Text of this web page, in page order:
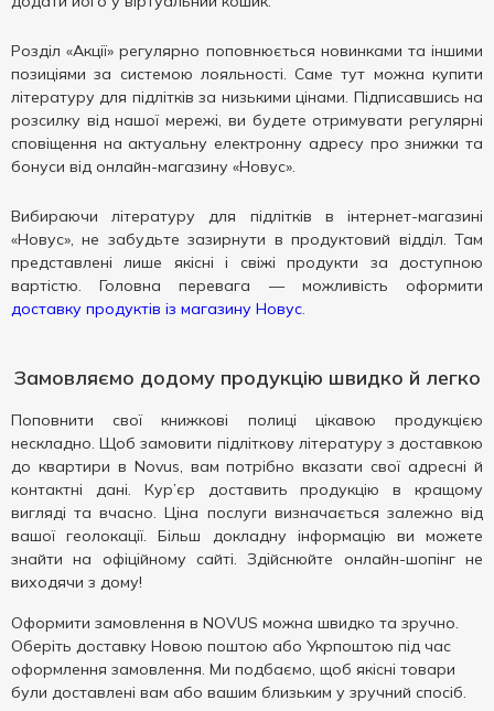
Розділ «Акції» регулярно поповнюється новинками та іншими
позиціями за системою лояльності. Саме тут можна купити
літературу для підлітків за низькими цінами. Підписавшись на
розсилку від нашої мережі, ви будете отримувати регулярні
сповіщення на актуальну електронну адресу про знижки та
бонуси від онлайн-магазину «Новус».
Вибираючи літературу для підлітків в інтернет-магазині
«Новус», не забудьте зазирнути в продуктовий відділ. Там
представлені лише якісні і свіжі продукти за доступною
вартістю. Головна перевага — можливість оформити
доставку продуктів із магазину Новус.
Замовляємо додому продукцію швидко й легко
Поповнити свої книжкові полиці цікавою продукцією
нескладно. Щоб замовити підліткову літературу з доставкою
до квартири в Novus, вам потрібно вказати свої адресні й
контактні дані. Кур’єр доставить продукцію в кращому
вигляді та вчасно. Ціна послуги визначається залежно від
вашої геолокації. Більш докладну інформацію ви можете
знайти на офіційному сайті. Здійснюйте онлайн-шопінг не
виходячи з дому!
Оформити замовлення в NOVUS можна швидко та зручно.
Оберіть доставку Новою поштою або Укрпоштою під час
оформлення замовлення. Ми подбаємо, щоб якісні товари
були доставлені вам або вашим близьким у зручний спосіб.